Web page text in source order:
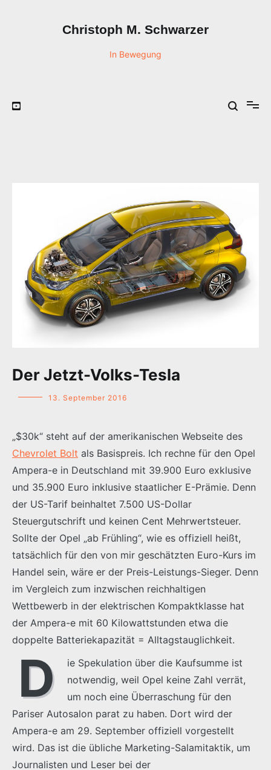
Christoph M. Schwarzer
In Bewegung
Der Jetzt-Volks-Tesla
13. September 2016
„$30k“ steht auf der amerikanischen Webseite des
Chevrolet Bolt als Basispreis. Ich rechne für den Opel
Ampera-e in Deutschland mit 39.900 Euro exklusive
und 35.900 Euro inklusive staatlicher E-Prämie. Denn
der US-Tarif beinhaltet 7.500 US-Dollar
Steuergutschrift und keinen Cent Mehrwertsteuer.
Sollte der Opel „ab Frühling“, wie es offiziell heißt,
tatsächlich für den von mir geschätzten Euro-Kurs im
Handel sein, wäre er der Preis-Leistungs-Sieger. Denn
im Vergleich zum inzwischen reichhaltigen
Wettbewerb in der elektrischen Kompaktklasse hat
der Ampera-e mit 60 Kilowattstunden etwa die
doppelte Batteriekapazität = Alltagstauglichkeit.
D
ie Spekulation über die Kaufsumme ist
notwendig, weil Opel keine Zahl verrät,
um noch eine Überraschung für den
Pariser Autosalon parat zu haben. Dort wird der
Ampera-e am 29. September offiziell vorgestellt
wird. Das ist die übliche Marketing-Salamitaktik, um
Journalisten und Leser bei der